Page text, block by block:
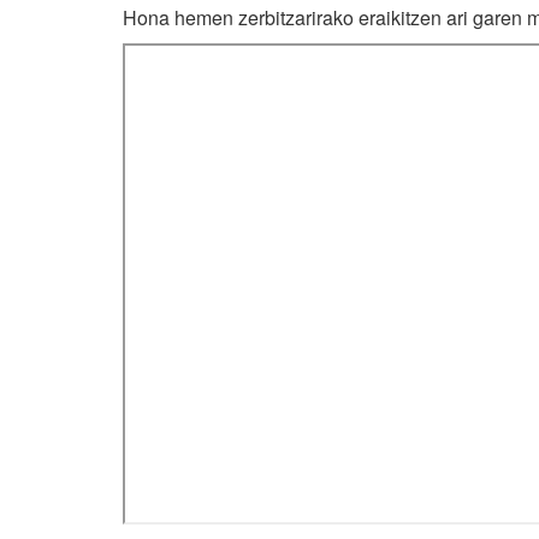
Hona hemen zerbitzarirako eraikitzen ari garen